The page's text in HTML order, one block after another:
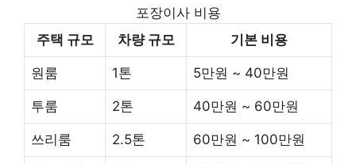
포장이사 비용
주택 규모
차량 규모 기본 비용
원룸 1톤 5만원 ~ 40만원
투룸 2톤 40만원 ~ 60만원
쓰리룸 2.5톤 60만원 ~ 100만원